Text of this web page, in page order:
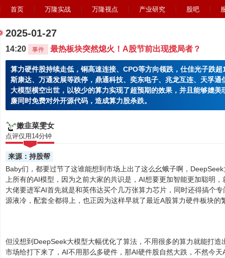
首页 万隆实战 万隆视点 产业研究 股吧
2025-01-27
14:20 事件 最热板块突然熄火！A股节前出现搅局者？
算力硬件股持续走低，铜高速连接、CPO等方向领跌，仕佳光子跌
斯康达、万通发展等跌停，鼎通科技、奕东电子、兆龙互连、天孚
大模型横空出世，以较少的算力实现了超预期的效果，并且能够媲
廉同时免费对外开源代码，造成算力股杀跌。
嫩韭菜雯女
点评仅用14分钟
来源：持股帮
Baby们，都要过节了这谁能想到市场上出了这么幺蛾子啊，
上所有的AI模型，因为之前大家的共识是，AI想要更加智能更加聪明
大佬要进军AI首先就是和英伟达买个几万张算力芯片，同时还得搞个
源液冷，配套全都得上，也正因为这样早就了最近A股算力硬件板块的
但没想到DeepSeek大模型大幅优化了算法，不用很多的算力就能打
市场给打下来了，AI不用那么多硬件，那AI硬件股自然大跌，不然今